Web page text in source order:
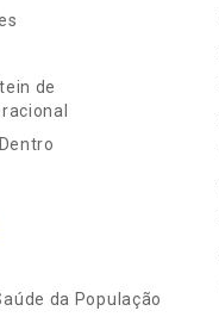
de
da População